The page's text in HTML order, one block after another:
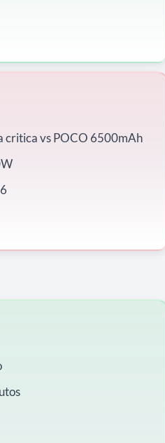
critica vs POCO 6500mAh